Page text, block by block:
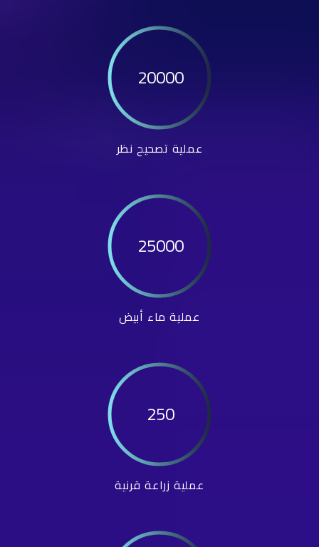
20000
عملية تصحيح نظر
25000
عملية ماء أبيض
250
عملية زراعة قرنية